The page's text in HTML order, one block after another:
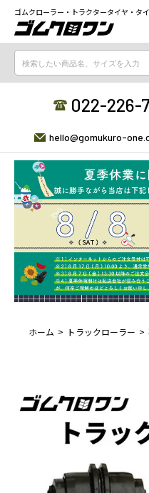
ゴムクローラー・トラクタータイヤ・タ
022-226-
hello@gomukuro-
ホーム トラックローラー